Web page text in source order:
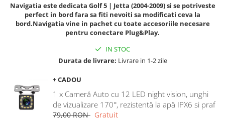
Navigatii KIA
Navigatii Renault
Navigatii Smart
Navigatii Honda
Navigatii Jeep
Navigatii Porsche
Navigatia este dedicata Golf 5 | Jetta (2004-2009) si se potriveste
perfect in bord fara sa fiti nevoiti sa modificati ceva la
bord.Navigatia vine in pachet cu toate accesoriile necesare
pentru conectare Plug&Play.
IN STOC
Durata de livrare: Livrare in 1-2 zile
+ CADOU
1 x Cameră Auto cu 12 LED night vision, unghi
de vizualizare 170°, rezistentă la apă IPX6 si praf
79,00 RON Gratuit